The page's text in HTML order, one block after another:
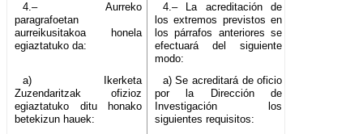
4.– Aurreko
paragrafoetan
aurreikusitakoa honela
egiaztatuko da:
4.– La acreditación de
los extremos previstos en
los párrafos anteriores se
efectuará del siguiente
modo:
a) Ikerketa
Zuzendaritzak ofizioz
egiaztatuko ditu honako
betekizun hauek:
a) Se acreditará de oficio
por la Dirección de
Investigación los
siguientes requisitos: